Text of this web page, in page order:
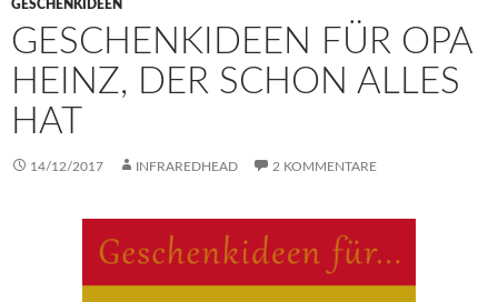
GESCHENKIDEEN
GESCHENKIDEEN FÜR OPA
HEINZ, DER SCHON ALLES
HAT
14/12/2017 INFRAREDHEAD 2 KOMMENTARE